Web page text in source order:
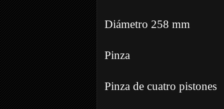
Diámetro 258 mm
Pinza
Pinza de cuatro pistones